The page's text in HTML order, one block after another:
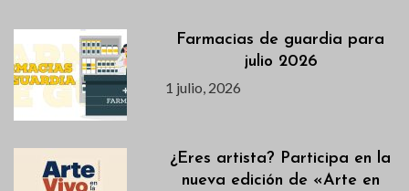
Farmacias de guardia para
julio 2026
1 julio, 2026
¿Eres artista? Participa en la
nueva edición de «Arte en